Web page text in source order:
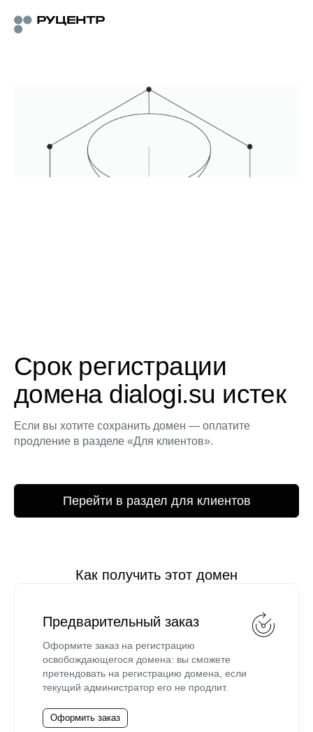
Срок регистрации
домена dialogi.su истек
Если вы хотите сохранить домен — оплатите
продление в разделе «Для клиентов».
Перейти в раздел для клиентов
Как получить этот домен
Предварительный заказ
Оформите заказ на регистрацию
освобождающегося домена: вы сможете
претендовать на регистрацию домена, если
текущий администратор его не продлит.
Оформить заказ